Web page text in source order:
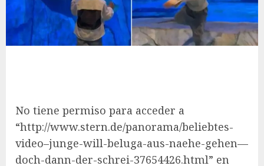
No tiene permiso para acceder a
“http://www.stern.de/panorama/beliebtes-
video–junge-will-beluga-aus-naehe-gehen—
doch-dann-der-schrei-37654426.html” en